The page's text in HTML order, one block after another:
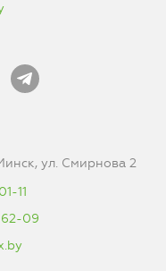
ул. Смирнова 2
11
62-09